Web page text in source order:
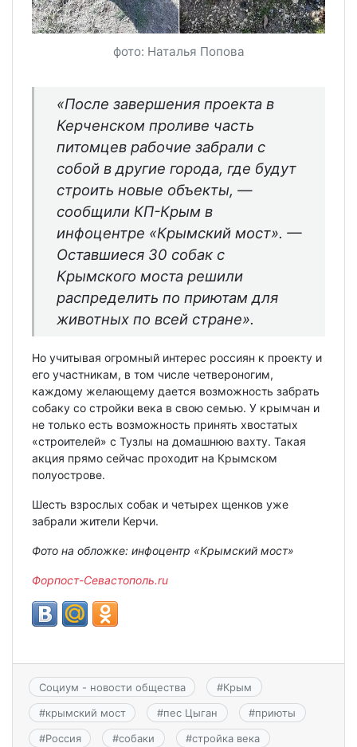
фото: Наталья Попова
«После завершения проекта в
Керченском проливе часть
питомцев рабочие забрали с
собой в другие города, где будут
строить новые объекты, —
сообщили КП-Крым в
инфоцентре «Крымский мост». —
Оставшиеся 30 собак с
Крымского моста решили
распределить по приютам для
животных по всей стране».
Но учитывая огромный интерес россиян к проекту и
его участникам, в том числе четвероногим,
каждому желающему дается возможность забрать
собаку со стройки века в свою семью. У крымчан и
не только есть возможность принять хвостатых
«строителей» с Тузлы на домашнюю вахту. Такая
акция прямо сейчас проходит на Крымском
полуострове.
Шесть взрослых собак и четырех щенков уже
забрали жители Керчи.
Фото на обложке: инфоцентр «Крымский мост»
Форпост-Севастополь.ru
Социум - новости общества #Крым
#крымский мост #пес Цыган #приюты
#Россия #собаки #стройка века